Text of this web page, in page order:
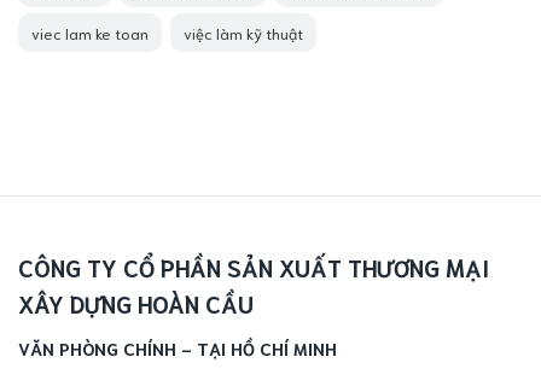
viec lam ke toan việc làm kỹ thuật
CÔNG TY CỔ PHẦN SẢN XUẤT THƯƠNG MẠI
XÂY DỰNG HOÀN CẦU
VĂN PHÒNG CHÍNH - TẠI HỒ CHÍ MINH